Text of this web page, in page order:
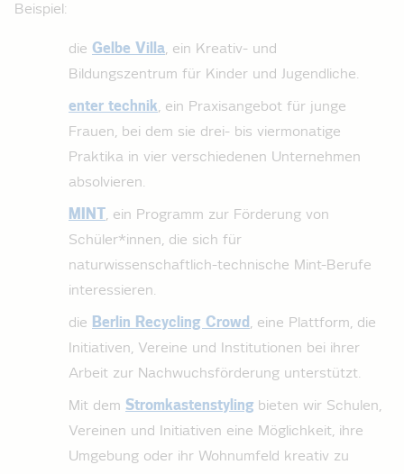
Beispiel:
die Gelbe Villa, ein Kreativ- und
Bildungszentrum für Kinder und Jugendliche.
enter technik, ein Praxisangebot für junge
Frauen, bei dem sie drei- bis viermonatige
Praktika in vier verschiedenen Unternehmen
absolvieren.
MINT, ein Programm zur Förderung von
Schüler*innen, die sich für
naturwissenschaftlich-technische Mint-Berufe
interessieren.
die Berlin Recycling Crowd, eine Plattform, die
Initiativen, Vereine und Institutionen bei ihrer
Arbeit zur Nachwuchsförderung unterstützt.
Mit dem Stromkastenstyling bieten wir Schulen,
Vereinen und Initiativen eine Möglichkeit, ihre
Umgebung oder ihr Wohnumfeld kreativ zu